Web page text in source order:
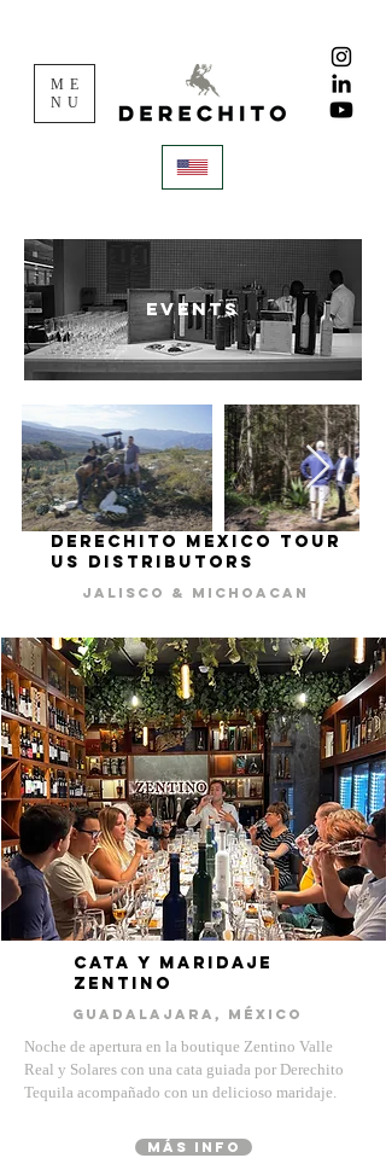
ME
NU
events
derechito mexico tour
us distributors
jalisco & michoacan
CATA Y MARIDAJE
ZENTINO
gUADALAJARA, mÉXICO
Noche de apertura en la boutique Zentino Valle
Real y Solares con una cata guiada por Derechito
Tequila acompañado con un delicioso maridaje.
MÁS INFO